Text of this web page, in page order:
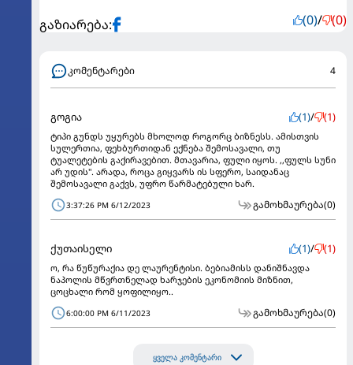
გაზიარება: (0)/ (0)
კომენტარები 4
გოგია (1)/ (1)
ტიპი გუნდს უყურებს მხოლოდ როგორც ბიზნესს. ამისთვის
სულერთია, ფეხბურთიდან ექნება შემოსავალი, თუ
ტუალეტების გაქირავებით. მთავარია, ფული იყოს. ,,ფულს სუნი
არ უდის". არადა, როცა გიყვარს ის სფერო, საიდანაც
შემოსავალი გაქვს, უფრო წარმატებული ხარ.
3:37:26 PM 6/12/2023 გამოხმაურება(0)
ქუთაისელი (1)/ (1)
ო, რა წუწურაქია დე ლაურენტისი. ბებიამისს დანიშნავდა
ნაპოლის მწვრთნელად ხარჯების ეკონომიის მიზნით,
ცოცხალი რომ ყოფილიყო..
6:00:00 PM 6/11/2023 გამოხმაურება(0)
ყველა კომენტარი